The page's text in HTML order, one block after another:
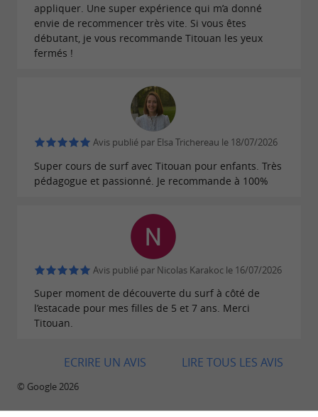
appliquer. Une super expérience qui m’a donné
envie de recommencer très vite. Si vous êtes
débutant, je vous recommande Titouan les yeux
fermés !
Avis publié par Elsa Trichereau le 18/07/2026
Super cours de surf avec Titouan pour enfants. Très
pédagogue et passionné. Je recommande à 100%
Avis publié par Nicolas Karakoc le 16/07/2026
Super moment de découverte du surf à côté de
l’estacade pour mes filles de 5 et 7 ans. Merci
Titouan.
LIRE TOUS LES AVIS
ECRIRE UN AVIS
© Google 2026